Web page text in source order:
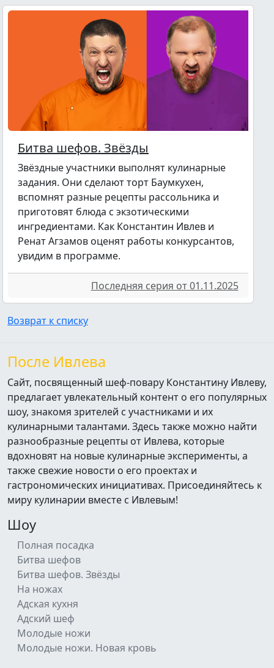
Битва шефов. Звёзды
Звёздные участники выполнят кулинарные
задания. Они сделают торт Баумкухен,
вспомнят разные рецепты рассольника и
приготовят блюда с экзотическими
ингредиентами. Как Константин Ивлев и
Ренат Агзамов оценят работы конкурсантов,
увидим в программе.
Последняя серия от 01.11.2025
Возврат к списку
После Ивлева
Сайт, посвященный шеф-повару Константину Ивлеву,
предлагает увлекательный контент о его популярных
шоу, знакомя зрителей с участниками и их
кулинарными талантами. Здесь также можно найти
разнообразные рецепты от Ивлева, которые
вдохновят на новые кулинарные эксперименты, а
также свежие новости о его проектах и
гастрономических инициативах. Присоединяйтесь к
миру кулинарии вместе с Ивлевым!
Шоу
Полная посадка
Битва шефов
Битва шефов. Звёзды
На ножах
Адская кухня
Адский шеф
Молодые ножи
Молодые ножи. Новая кровь